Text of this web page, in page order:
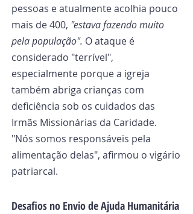
pessoas e atualmente acolhia pouco
mais de 400, "estava fazendo muito
pela população". O ataque é
considerado "terrível",
especialmente porque a igreja
também abriga crianças com
deficiência sob os cuidados das
Irmãs Missionárias da Caridade.
"Nós somos responsáveis pela
alimentação delas", afirmou o vigário
patriarcal.
Desafios no Envio de Ajuda Humanitária